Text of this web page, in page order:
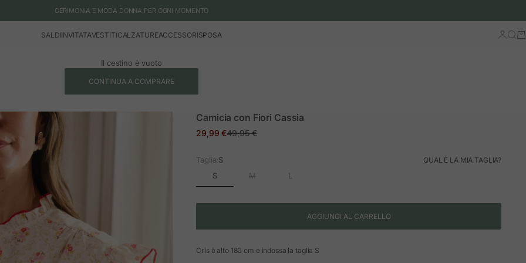
CERIMONIA E MODA DONNA PER OGNI MOMENTO
SALDIINVITATAVESTITICALZATUREACCESSORISPOSA Accedi
Il cestino è vuoto
CONTINUA A COMPRARE
Camicia con Fiori Cassia
Prezzo in offerta
29,99 €Prezzo normale
49,95 €
Taglia:S QUAL È LA MIA TAGLIA?
S M L
AGGIUNGI AL CARRELLO
Cris è alto 180 cm e indossa la taglia S